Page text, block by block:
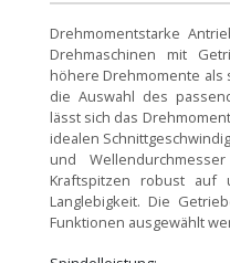
Drehmomentstarke
Drehmaschinen mit
höhere Drehmomente als
die Auswahl des
lässt sich das
idealen
und
Kraftspitzen robust auf
Langlebigkeit. Die
Funktionen ausgewählt